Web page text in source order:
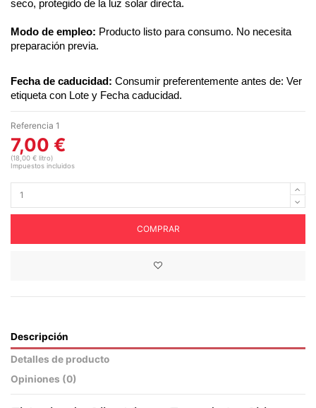
seco, protegido de la luz solar directa.
Modo de empleo: Producto listo para consumo. No necesita
preparación previa.
Fecha de caducidad: Consumir preferentemente antes de: Ver
etiqueta con Lote y Fecha caducidad.
Referencia 1
7,00 €
(18,00 € litro)
Impuestos incluidos
COMPRAR
Descripción
Detalles de producto
Opiniones (0)